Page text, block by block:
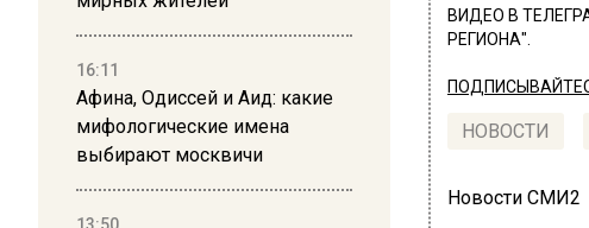
16:11
Афина, Одиссей и Аид: какие
мифологические имена
выбирают москвичи
ВИДЕО В
РЕГИОНА".
НОВОСТИ
Новости СМИ2